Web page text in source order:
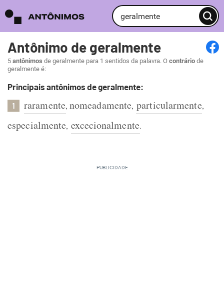
Antônimo de geralmente
5 antônimos de geralmente para 1 sentidos da palavra. O contrário de
geralmente é:
Principais antônimos de geralmente:
1 raramente, nomeadamente, particularmente,
especialmente, excecionalmente.